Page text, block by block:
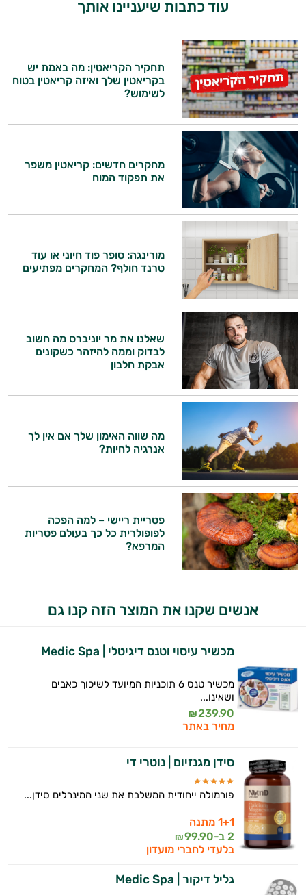
עוד כתבות שיעניינו אותך
תחקיר הקריאטין: מה באמת יש
בקריאטין שלך ואיזה קריאטין בטוח
לשימוש?
מחקרים חדשים: קריאטין משפר
את תפקוד המוח
מורינגה: סופר פוד חיוני או עוד
טרנד חולף? המחקרים מפתיעים
שאלנו את מר יוניברס מה חשוב
לבדוק וממה להיזהר כשקונים
אבקת חלבון
מה שווה האימון שלך אם אין לך
אנרגיה לחיות?
פטריית ריישי – למה הפכה
לפופולרית כל כך בעולם פטריות
המרפא?
אנשים שקנו את המוצר הזה קנו גם
מכשיר עיסוי וטנס דיגיטלי | Medic Spa
מכשיר טנס 6 תוכניות המיועד לשיכוך כאבים
ושאינו...
239.90
₪
מחיר באתר
סידן מגנזיום | נוטרי די
פורמולה ייחודית המשלבת את שני המינרלים סידן...
1+1 מתנה
2 ב-
99.90
₪
בלעדי לחברי מועדון
גליל דיקור | Medic Spa
היי,
אני יועץ הבריאות האישי AI של טבע בריא.
התשובות שלי מבוססות על מאגרי מידע קליניים
וספרות מקצועית בתחומי הרפואה הטבעית
ותזונת הספורט.
אני כאן כדי לעזור לך להתאים את תוספי
התזונה ומוצרי הבריאות המדויקים למטרות
ולמצב הגופני שלך, ולהסביר לך אילו רכיבים
עובדים יחד כדי למקסם תוצאות גם בחיי היום
יום וגם בתחום הכושר והספורט.
המטרה שלי היא להתאים עבורך המלצות
אישיות מבוססות מדעית.
זה הזמן להתחיל. איך אוכל לעזור?